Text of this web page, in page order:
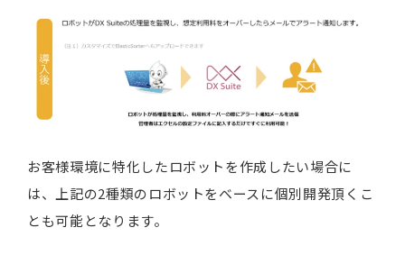
お客様環境に特化したロボットを作成したい場合に
は、上記の2種類のロボットをベースに個別開発頂くこ
とも可能となります。